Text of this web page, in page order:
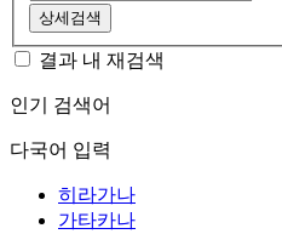
상세검색
결과 내 재검색
인기 검색어
다국어 입력
히라가나
가타카나